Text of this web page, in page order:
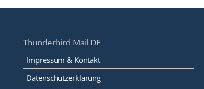
Thunderbird Mail DE
Impressum & Kontakt
Datenschutzerklärung